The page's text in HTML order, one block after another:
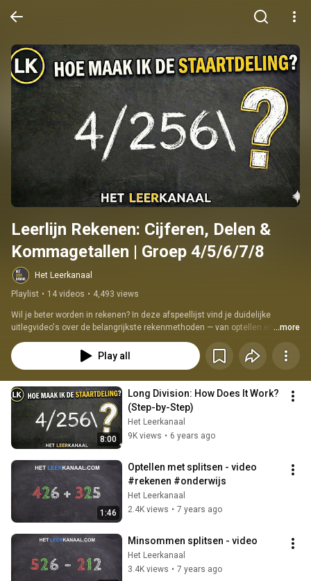
Leerlijn Rekenen: Cijferen, Delen &
Kommagetallen | Groep 4/5/6/7/8
Het Leerkanaal
Playlist • 14 videos • 4,493 views
Wil je beter worden in rekenen? In deze afspeellijst vind je duidelijke
uitlegvideo's over de belangrijkste rekenmethoden — van optellen en
aftrekken tot staartdeling en kommagetallen. Geschikt voor groep 4, 5, 6, 7
en 8.
...more
Play all
8:00
Long Division: How Does It Work?
(Step-by-Step)
Het Leerkanaal
9K views • 6 years ago
1:46
Optellen met splitsen - video
#rekenen #onderwijs
Het Leerkanaal
2.4K views • 7 years ago
Minsommen splitsen - video
Het Leerkanaal
3.4K views • 7 years ago